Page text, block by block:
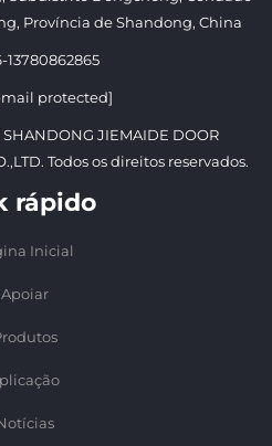
Província de Shandong, China
13780862865
protected]
JIEMAIDE DOOR
Todos os direitos reservados.
rápido
Inicial
Apoiar